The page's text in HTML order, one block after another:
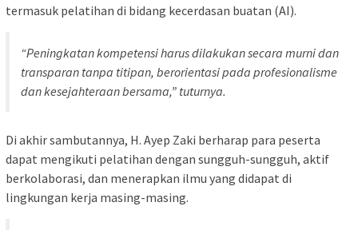
termasuk pelatihan di bidang kecerdasan buatan (AI).
“Peningkatan kompetensi harus dilakukan secara murni dan
transparan tanpa titipan, berorientasi pada profesionalisme
dan kesejahteraan bersama,” tuturnya.
Di akhir sambutannya, H. Ayep Zaki berharap para peserta
dapat mengikuti pelatihan dengan sungguh-sungguh, aktif
berkolaborasi, dan menerapkan ilmu yang didapat di
lingkungan kerja masing-masing.